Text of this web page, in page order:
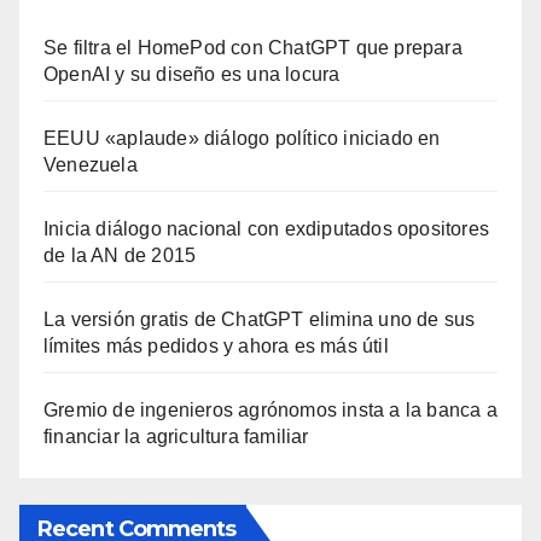
Se filtra el HomePod con ChatGPT que prepara
OpenAI y su diseño es una locura
EEUU «aplaude» diálogo político iniciado en
Venezuela
Inicia diálogo nacional con exdiputados opositores
de la AN de 2015
La versión gratis de ChatGPT elimina uno de sus
límites más pedidos y ahora es más útil
Gremio de ingenieros agrónomos insta a la banca a
financiar la agricultura familiar
Recent Comments